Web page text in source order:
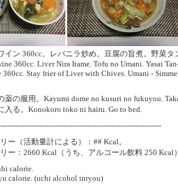
イン 360cc。レバニラ炒め。豆腐の旨煮。野菜タ
360cc. Liver Nira Itame. Tofu no Umani. Yasai Tan-
360cc. Stay frier of Liver with Chives. Umani -
薬の服用。Kayumi dome no kusuri no fukuyou.
入る。Konokoro toko ni hairu. Go to bed.
ー（活動量計による）：## Kcal。
ー：2660 Kcal（うち、アルコール飲料 250 Kcal）
calorie.
calorie. (uchi alcohol inryou)